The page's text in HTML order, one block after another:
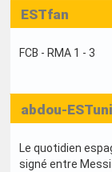
ESTfan
FCB - RMA 1 - 3
abdou-
Le quotidien
signé entre Messi